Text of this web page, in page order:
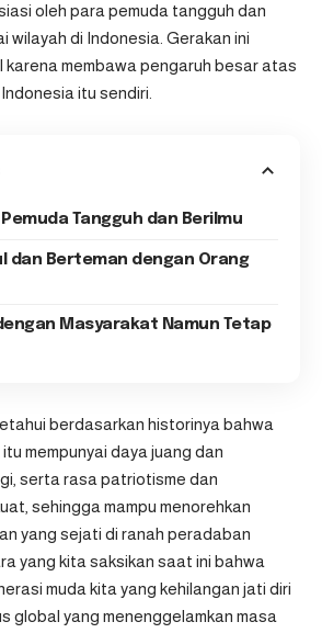
oleh para pemuda tangguh dan
wilayah di Indonesia. Gerakan ini
karena membawa pengaruh besar atas
itu sendiri.
Tangguh dan Berilmu
dan Berteman dengan Orang
Masyarakat Namun Tetap
berdasarkan historinya bahwa
mempunyai daya juang dan
serta rasa patriotisme dan
sehingga mampu menorehkan
yang sejati di ranah peradaban
yang kita saksikan saat ini bahwa
muda kita yang kehilangan jati diri
global yang menenggelamkan masa